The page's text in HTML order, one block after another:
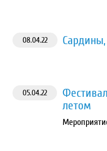
08.04.22
05.04.22
летом